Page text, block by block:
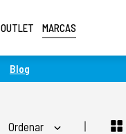
Blog
OUTLET MARCAS
Ordenar